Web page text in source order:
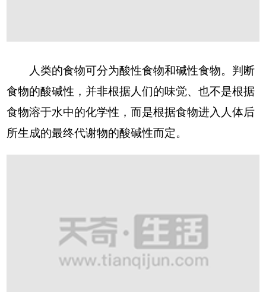
人类的食物可分为酸性食物和碱性食物。判断
食物的酸碱性，并非根据人们的味觉、也不是根据
食物溶于水中的化学性，而是根据食物进入人体后
所生成的最终代谢物的酸碱性而定。